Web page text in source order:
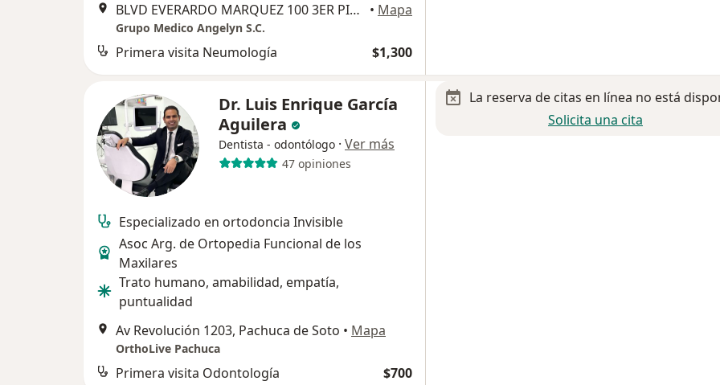
BLVD EVERARDO MARQUEZ 100 3ER PISO, CUSCO , Pachuca • Mapa
Grupo Medico Angelyn S.C.
Primera visita Neumología $1,300
Dr. Luis Enrique García
Aguilera
Dentista - odontólogo · Ver más
47 opiniones
Especializado en ortodoncia Invisible
Asoc Arg. de Ortopedia Funcional de los
Maxilares
Trato humano, amabilidad, empatía,
puntualidad
Av Revolución 1203, Pachuca de Soto • Mapa
OrthoLive Pachuca
Primera visita Odontología $700
La reserva de citas en línea no está
Solicita una cita